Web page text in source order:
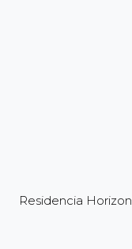
Residencia Horizon